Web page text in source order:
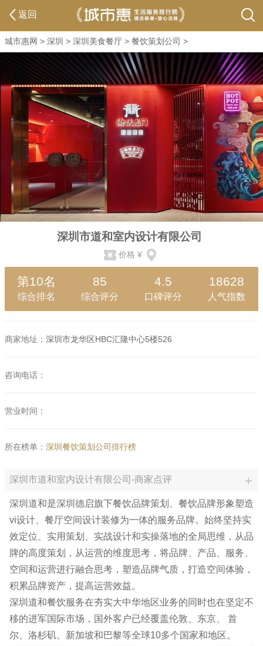
返回
城市惠网 > 深圳 > 深圳美食餐厅 > 餐饮策划公司 >
深圳市道和室内设计有限公司
价格 ¥
第10名
综合排名
85
综合评分
4.5
口碑评分
18628
人气指数
商家地址： 深圳市龙华区HBC汇隆中心5楼526
咨询电话：
营业时间：
所在榜单： 深圳餐饮策划公司排行榜
深圳市道和室内设计有限公司-商家点评
深圳道和是深圳德启旗下餐饮品牌策划、餐饮品牌形象塑造
vi设计、餐厅空间设计装修为一体的服务品牌。始终坚持实
效定位、实用策划、实战设计和实操落地的全局思维，从品
牌的高度策划，从运营的维度思考，将品牌、产品、服务、
空间和运营进行融合思考，塑造品牌气质，打造空间体验，
积累品牌资产，提高运营效益。
深圳道和餐饮服务在夯实大中华地区业务的同时也在坚定不
移的进军国际市场，国外客户已经覆盖伦敦、东京、 首
尔、洛杉矶、新加坡和巴黎等全球10多个国家和地区。